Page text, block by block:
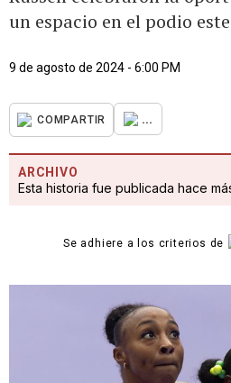
un espacio en el podio
9 de agosto de 2024 - 6:00 PM
COMPARTIR ...
ARCHIVO
Esta historia fue publicada hace
Se adhiere a los criterios de